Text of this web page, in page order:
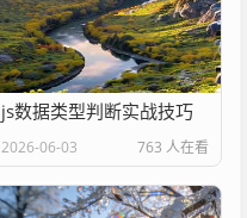
js数据类型判断实战技巧
2026-06-03 763 人在看